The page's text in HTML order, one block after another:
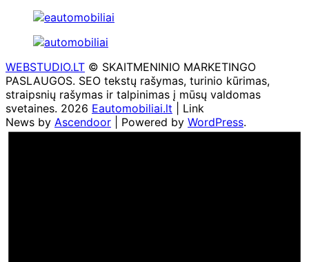
WEBSTUDIO.LT © SKAITMENINIO MARKETINGO
PASLAUGOS. SEO tekstų rašymas, turinio kūrimas,
straipsnių rašymas ir talpinimas į mūsų valdomas
svetaines. 2026 Eautomobiliai.lt | Link
News by Ascendoor | Powered by WordPress.